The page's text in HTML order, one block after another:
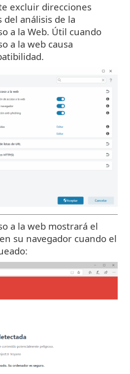
excluir direcciones
del análisis de la
a la Web. Útil cuando
a la web causa
a la web mostrará el
su navegador cuando el